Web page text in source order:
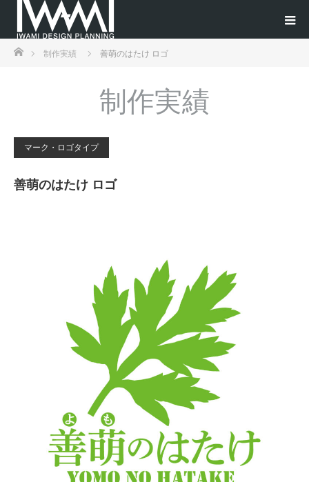
ホーム制作実績 善萌のはたけ ロゴ
制作実績
マーク・ロゴタイプ
善萌のはたけ ロゴ